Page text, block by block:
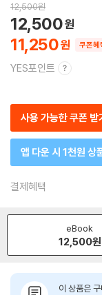
12,500원
11,250
12,500
쿠폰혜
YES포인트
사용 가능한 쿠폰 받
앱 다운 시 1천원 상
결제혜택
eBook
12,500원
이 상품은